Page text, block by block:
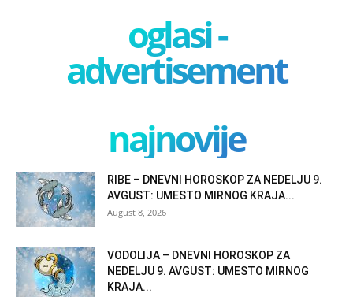
oglasi -
advertisement
najnovije
RIBE – DNEVNI HOROSKOP ZA NEDELJU 9.
AVGUST: UMESTO MIRNOG KRAJA...
August 8, 2026
VODOLIJA – DNEVNI HOROSKOP ZA
NEDELJU 9. AVGUST: UMESTO MIRNOG
KRAJA...